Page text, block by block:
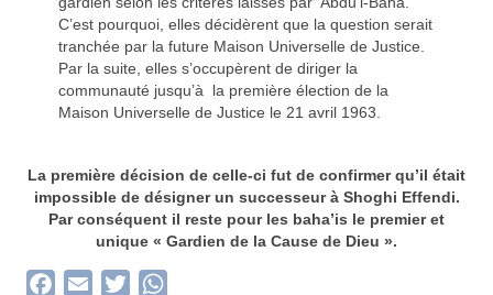
C’est pourquoi, elles décidèrent que la question serait
tranchée par la future Maison Universelle de Justice.
Par la suite, elles s’occupèrent de diriger la
communauté jusqu’à la première élection de la
Maison Universelle de Justice le 21 avril 1963.
La première décision de celle-ci fut de confirmer qu’il était
impossible de désigner un successeur à Shoghi Effendi.
Par conséquent il reste pour les baha’is le premier et
unique « Gardien de la Cause de Dieu ».
Facebook
Email Twitter